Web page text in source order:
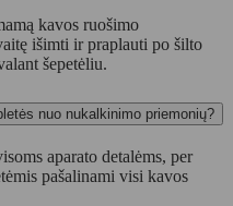
kavos ruošimo
išimti ir praplauti po šilto
šepetėliu.
nuo nukalkinimo priemonių?
aparato detalėms, per
pašalinami visi kavos